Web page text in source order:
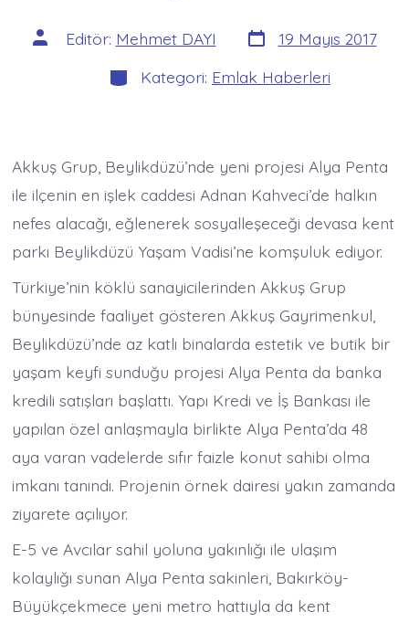
Yazının
yazarı
Editör: Mehmet DAYI Yazı
tarihi
19 Mayıs 2017
Kategoriler
Kategori: Emlak Haberleri
Akkuş Grup, Beylikdüzü’nde yeni projesi Alya Penta
ile ilçenin en işlek caddesi Adnan Kahveci’de halkın
nefes alacağı, eğlenerek sosyalleşeceği devasa kent
parkı Beylikdüzü Yaşam Vadisi’ne komşuluk ediyor.
Türkiye’nin köklü sanayicilerinden Akkuş Grup
bünyesinde faaliyet gösteren Akkuş Gayrimenkul,
Beylikdüzü’nde az katlı binalarda estetik ve butik bir
yaşam keyfi sunduğu projesi Alya Penta da banka
kredili satışları başlattı. Yapı Kredi ve İş Bankası ile
yapılan özel anlaşmayla birlikte Alya Penta’da 48
aya varan vadelerde sıfır faizle konut sahibi olma
imkanı tanındı. Projenin örnek dairesi yakın zamanda
ziyarete açılıyor.
E-5 ve Avcılar sahil yoluna yakınlığı ile ulaşım
kolaylığı sunan Alya Penta sakinleri, Bakırköy-
Büyükçekmece yeni metro hattıyla da kent